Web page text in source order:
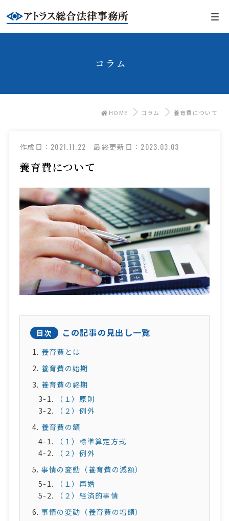
コラム
HOME コラム 養育費について
作成日： 2021.11.22 最終更新日： 2023.03.03
養育費について
目次 この記事の見出し一覧
養育費とは
養育費の始期
養育費の終期
（１）原則
（２）例外
養育費の額
（１）標準算定方式
（２）例外
事情の変動（養育費の減額）
（１）再婚
（２）経済的事情
事情の変動（養育費の増額）